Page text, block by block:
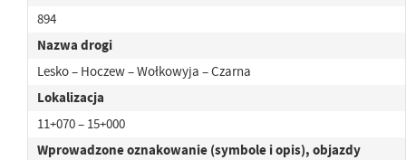
894
Nazwa drogi
Lesko – Hoczew – Wołkowyja – Czarna
Lokalizacja
11+070 – 15+000
Wprowadzone oznakowanie (symbole i opis), objazdy